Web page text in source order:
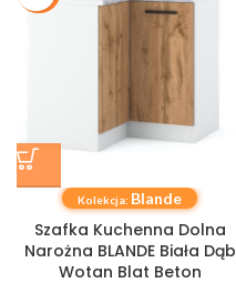
Kolekcja: Blande
Szafka Kuchenna Dolna
Narożna BLANDE Biała Dąb
Wotan Blat Beton